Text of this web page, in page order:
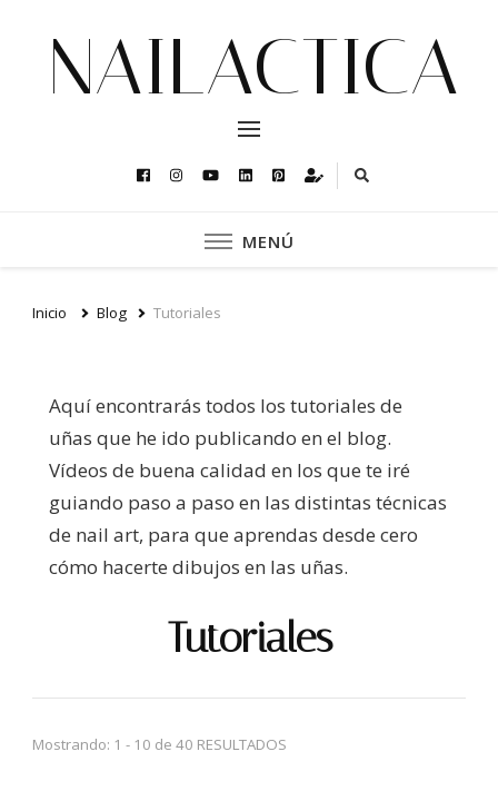
NAILACTICA
MENÚ
Inicio Blog Tutoriales
Aquí encontrarás todos los tutoriales de
uñas que he ido publicando en el blog.
Vídeos de buena calidad en los que te iré
guiando paso a paso en las distintas técnicas
de nail art, para que aprendas desde cero
cómo hacerte dibujos en las uñas.
Tutoriales
Mostrando: 1 - 10 de 40 RESULTADOS